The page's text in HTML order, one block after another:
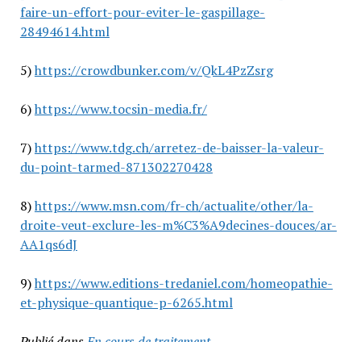
faire-un-effort-pour-eviter-le-gaspillage-
28494614.html
5)https://crowdbunker.com/v/QkL4PzZsrg
6)https://www.tocsin-media.fr/
7)https://www.tdg.ch/arretez-de-baisser-la-valeur-
du-point-tarmed-871302270428
8)https://www.msn.com/fr-ch/actualite/other/la-
droite-veut-exclure-les-m%C3%A9decines-douces/ar-
AA1qs6dJ
9)https://www.editions-tredaniel.com/homeopathie-
et-physique-quantique-p-6265.html